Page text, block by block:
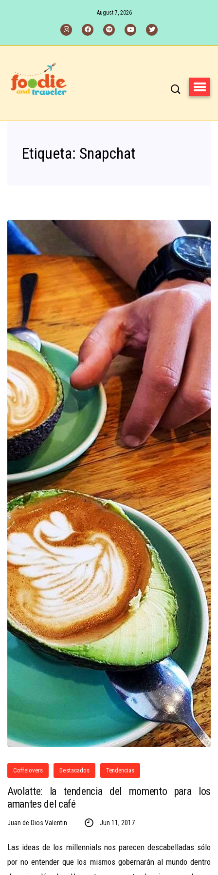
August 7, 2026
Etiqueta: Snapchat
Coffelovers Destacados Tendencias
Avolatte: la tendencia del momento para los
amantes del café
Juan de Dios Valentin Jun 11, 2017
Las ideas de los millennials nos parecen descabelladas sólo
por no entender que los mismos gobernarán al mundo dentro